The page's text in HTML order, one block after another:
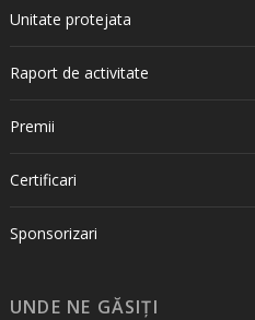
Unitate protejata
Raport de activitate
Premii
Certificari
Sponsorizari
UNDE NE GĂSIȚI